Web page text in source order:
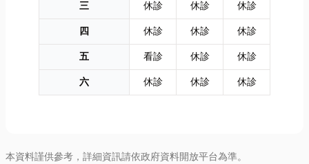
三
休診 休診
休診
四
休診 休診
休診
五
看診 休診
休診
六
休診 休診 休診
本資料謹供參考，詳細資訊請依政府資料開放平台為準。